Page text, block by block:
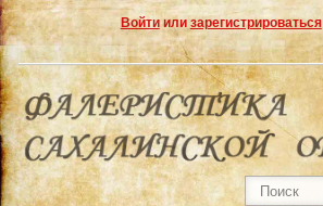
Войтиили зарегистрироваться